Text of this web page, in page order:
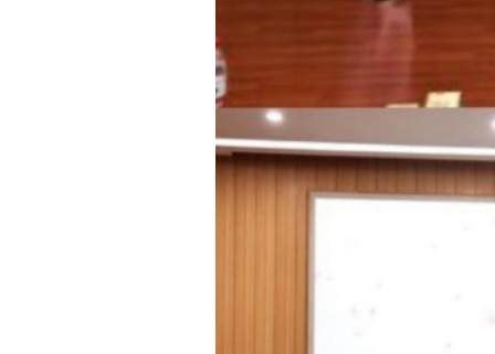
快乐过暑假 安全不